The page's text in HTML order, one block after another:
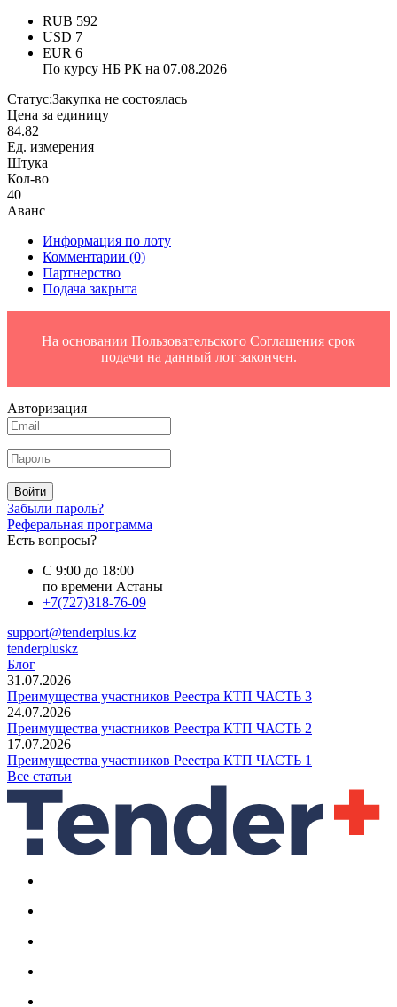
RUB 592
USD 7
EUR 6
По курсу НБ РК на 07.08.2026
Статус:Закупка не состоялась
Цена за единицу
84.82
Ед. измерения
Штука
Кол-во
40
Аванс
Информация по лоту
Комментарии (0)
Партнерство
Подача закрыта
На основании Пользовательского Соглашения срок
подачи на данный лот закончен.
Авторизация
Войти
Забыли пароль?
Реферальная программа
Есть вопросы?
С 9:00 до 18:00
по времени Астаны
+7(727)318-76-09
support@tenderplus.kz
tenderpluskz
Блог
31.07.2026
Преимущества участников Реестра КТП ЧАСТЬ 3
24.07.2026
Преимущества участников Реестра КТП ЧАСТЬ 2
17.07.2026
Преимущества участников Реестра КТП ЧАСТЬ 1
Все статьи